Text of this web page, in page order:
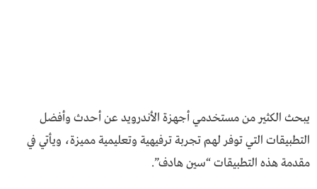
يبحث الكثير من مستخدمي أجهزة الأندرويد عن أحدث وأفضل
التطبيقات التي توفر لهم تجربة ترفيهية وتعليمية مميزة، ويأتي في
مقدمة هذه التطبيقات “سين هادف”.